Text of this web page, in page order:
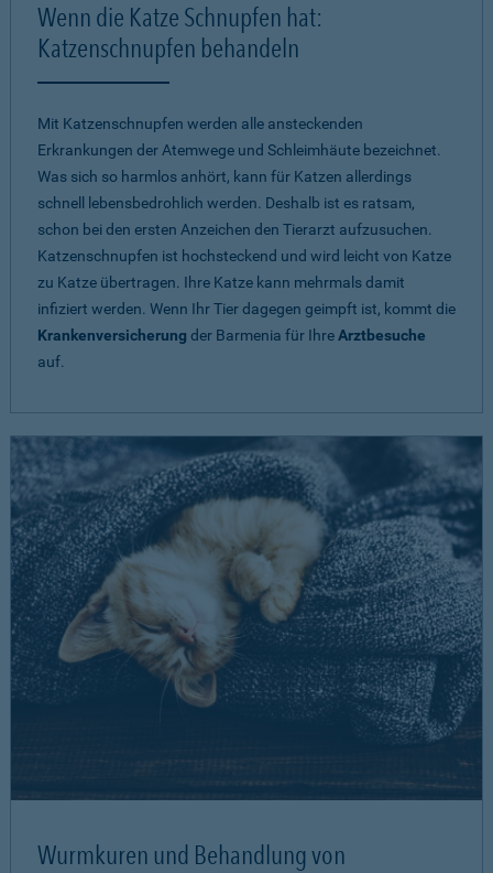
Wenn die Katze Schnupfen hat:
Katzenschnupfen behandeln
Mit Katzenschnupfen werden alle ansteckenden
Erkrankungen der Atemwege und Schleimhäute bezeichnet.
Was sich so harmlos anhört, kann für Katzen allerdings
schnell lebensbedrohlich werden. Deshalb ist es ratsam,
schon bei den ersten Anzeichen den Tierarzt aufzusuchen.
Katzenschnupfen ist hochsteckend und wird leicht von Katze
zu Katze übertragen. Ihre Katze kann mehrmals damit
infiziert werden. Wenn Ihr Tier dagegen geimpft ist, kommt die
Krankenversicherung der Barmenia für IhreArztbesuche
auf.
Wurmkuren und Behandlung von